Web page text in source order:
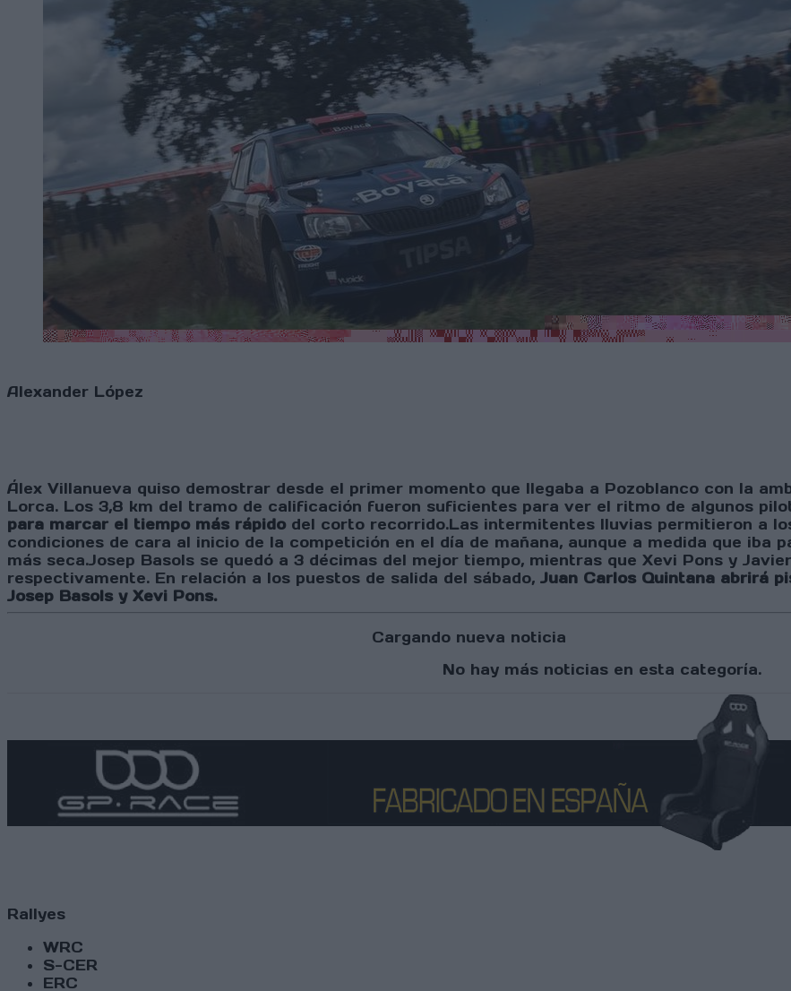
Alexander López
Álex Villanueva quiso demostrar desde el primer momento que llegaba a Pozoblanco con la
Lorca. Los 3,8 km del tramo de calificación fueron suficientes para ver el ritmo de algunos
para marcar el tiempo más rápido del corto recorrido.Las intermitentes lluvias permitieron a
condiciones de cara al inicio de la competición en el día de mañana, aunque a medida que iba
más seca.Josep Basols se quedó a 3 décimas del mejor tiempo, mientras que Xevi Pons y
respectivamente. En relación a los puestos de salida del sábado, Juan Carlos Quintana abrirá
Josep Basols y Xevi Pons.
Cargando nueva noticia
No hay más noticias en esta categoría.
Rallyes
WRC
S-CER
ERC